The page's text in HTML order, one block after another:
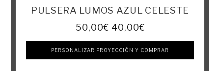
PULSERA LUMOS AZUL CELESTE
50,00€ 40,00€
PERSONALIZAR PROYECCIÓN Y COMPRAR